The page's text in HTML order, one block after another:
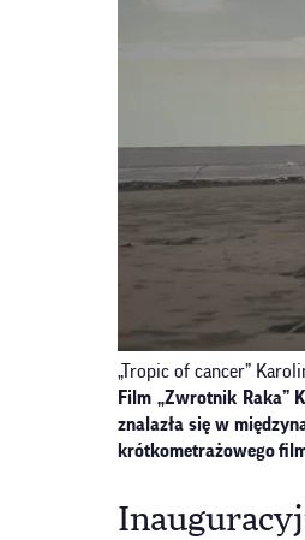
„Tropic of cancer”
Film „Zwrotnik Raka”
znalazła się w
krótkometrażowego